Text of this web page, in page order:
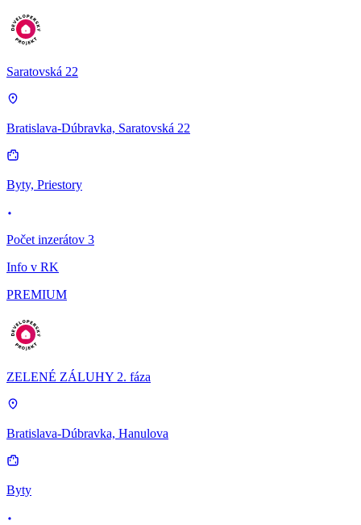
Saratovská 22
Bratislava-Dúbravka, Saratovská 22
Byty, Priestory
Počet inzerátov 3
Info v RK
PREMIUM
ZELENÉ ZÁLUHY 2. fáza
Bratislava-Dúbravka, Hanulova
Byty